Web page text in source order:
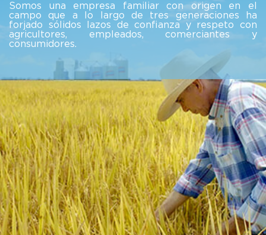
con origen en el
generaciones ha
y respeto con
comerciantes y
Con sencillez, dedicación y
ganado el corazón y el
públicos y retribuimos esa
y soluciones que enriquecen la